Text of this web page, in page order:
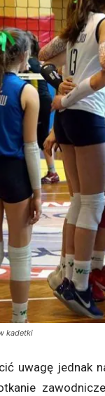
kadetki
uwagę jednak